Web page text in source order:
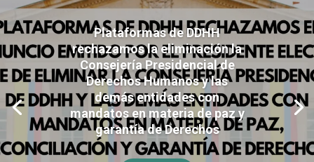
Plataformas de DDHH
rechazamos la eliminación la
Consejería Presidencial de
Derechos Humanos y las
demás entidades con
mandatos en materia de paz y
garantía de Derechos